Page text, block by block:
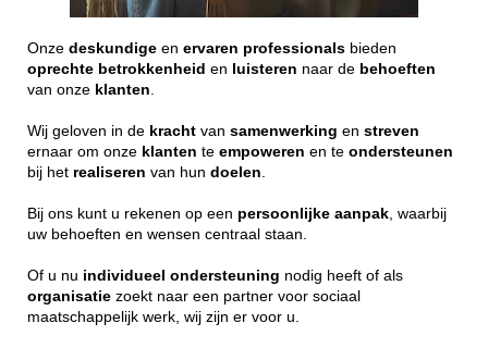
Onze deskundige en ervaren professionals bieden
oprechte betrokkenheid en luisteren naar de behoeften
van onze klanten
Wij geloven in de kracht van samenwerking en streven
ernaar om onze klanten te empoweren en te ondersteunen
bij het realiseren van hun doelen
Bij ons kunt u rekenen op een persoonlijke aanpak , waarbij
uw behoeften en wensen centraal staan.
Of u nu individueel ondersteuning nodig heeft of als
organisatie zoekt naar een partner voor sociaal
maatschappelijk werk, wij zijn er voor u.